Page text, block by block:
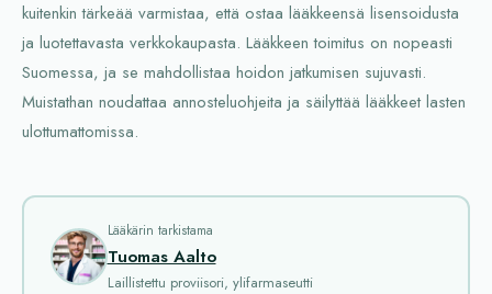
kuitenkin tärkeää varmistaa, että ostaa lääkkeensä lisensoidusta
ja luotettavasta verkkokaupasta. Lääkkeen toimitus on nopeasti
Suomessa, ja se mahdollistaa hoidon jatkumisen sujuvasti.
Muistathan noudattaa annosteluohjeita ja säilyttää lääkkeet lasten
ulottumattomissa.
Lääkärin tarkistama
Tuomas Aalto
Laillistettu proviisori, ylifarmaseutti